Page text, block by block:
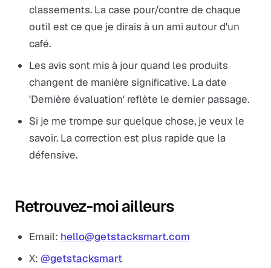
classements. La case pour/contre de chaque
outil est ce que je dirais à un ami autour d'un
café.
Les avis sont mis à jour quand les produits
changent de manière significative. La date
'Dernière évaluation' reflète le dernier passage.
Si je me trompe sur quelque chose, je veux le
savoir. La correction est plus rapide que la
défensive.
Retrouvez-moi ailleurs
Email: hello@getstacksmart.com
X: @getstacksmart